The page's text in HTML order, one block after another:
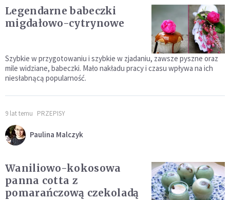
Legendarne babeczki
migdałowo-cytrynowe
Szybkie w przygotowaniu i szybkie w zjadaniu, zawsze pyszne oraz
mile widziane, babeczki. Mało nakładu pracy i czasu wpływa na ich
niesłabnącą popularność.
9 lat temu PRZEPISY
Paulina Malczyk
Waniliowo-kokosowa
panna cotta z
pomarańczową czekoladą